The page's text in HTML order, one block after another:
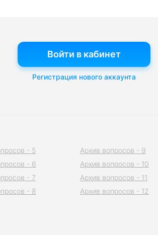
Войти в кабинет
Регистрация нового аккаунта
- 5
- 6
- 7
- 8
Архив вопросов - 9
Архив вопросов - 10
Архив вопросов - 11
Архив вопросов - 12